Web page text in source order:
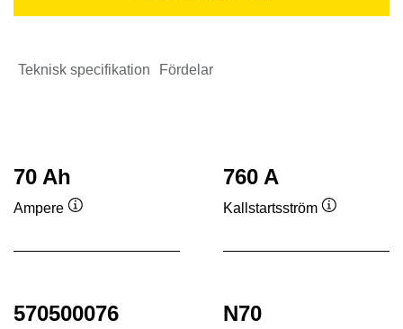
Teknisk specifikation Fördelar
70 Ah
Ampere
760 A
Kallstartsström
570500076 N70